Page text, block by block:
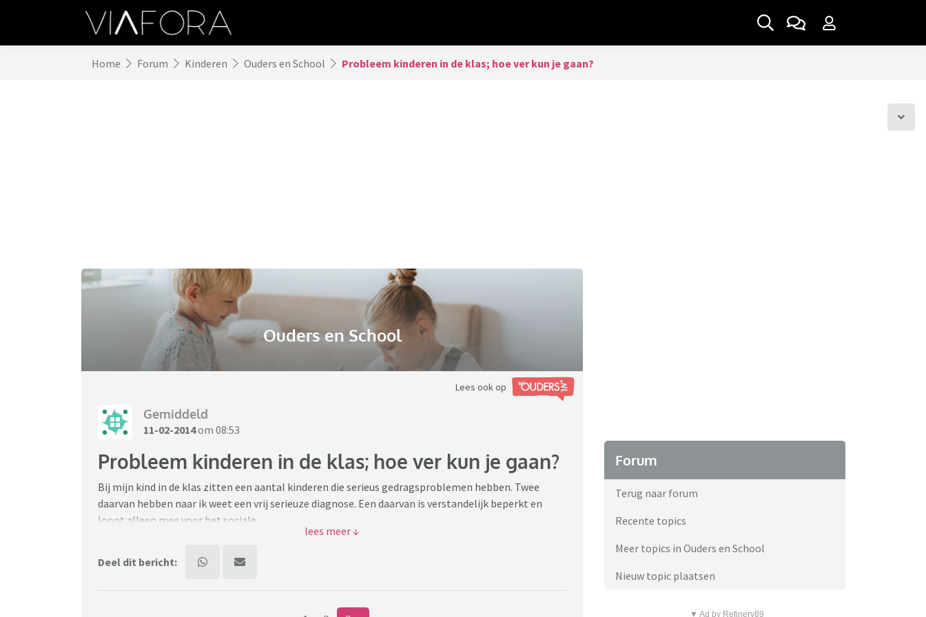
Home Forum Kinderen Ouders en School Probleem kinderen in de klas; hoe ver kun je gaan?
Ouders en School
Lees ook op
Gemiddeld
11-02-2014om 08:53
Probleem kinderen in de klas; hoe ver kun je gaan?
Bij mijn kind in de klas zitten een aantal kinderen die serieus gedragsproblemen hebben. Twee
daarvan hebben naar ik weet een vrij serieuze diagnose. Een daarvan is verstandelijk beperkt en
loopt alleen mee voor het sociale.
Mijn kind heeft wat dit betreft ook een beetje pech. Mijn oudste kind had geen een kind met een
Deel dit bericht:
Forum
Terug naar forum
Recente topics
Meer topics in Ouders en School
Nieuw topic plaatsen
▼ Ad by Refinery89